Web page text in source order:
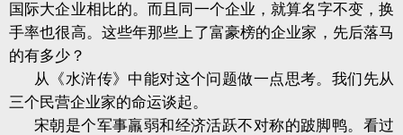
国际大企业相比的。而且同一个企业，就算名字不变，换
手率也很高。这些年那些上了富豪榜的企业家，先后落马
的有多少？
从《水浒传》中能对这个问题做一点思考。我们先从
三个民营企业家的命运谈起。
宋朝是个军事羸弱和经济活跃不对称的跛脚鸭。看过